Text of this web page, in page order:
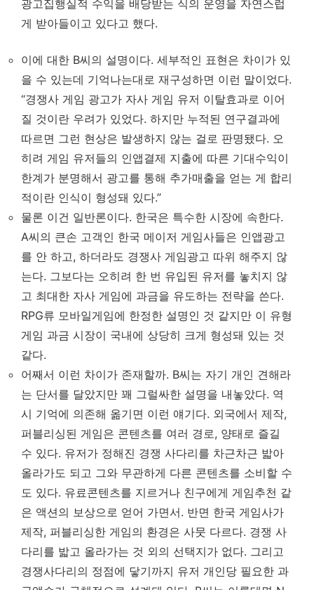
광고집행실적 수익을 배당받는 식의 운영을 자연스럽
게 받아들이고 있다고 했다.
이에 대한 B씨의 설명이다. 세부적인 표현은 차이가 있
을 수 있는데 기억나는대로 재구성하면 이런 말이었다.
“경쟁사 게임 광고가 자사 게임 유저 이탈효과로 이어
질 것이란 우려가 있었다. 하지만 누적된 연구결과에
따르면 그런 현상은 발생하지 않는 걸로 판명됐다. 오
히려 게임 유저들의 인앱결제 지출에 따른 기대수익이
한계가 분명해서 광고를 통해 추가매출을 얻는 게 합리
적이란 인식이 형성돼 있다.”
물론 이건 일반론이다. 한국은 특수한 시장에 속한다.
A씨의 큰손 고객인 한국 메이저 게임사들은 인앱광고
를 안 하고, 하더라도 경쟁사 게임광고 따위 해주지 않
는다. 그보다는 오히려 한 번 유입된 유저를 놓치지 않
고 최대한 자사 게임에 과금을 유도하는 전략을 쓴다.
RPG류 모바일게임에 한정한 설명인 것 같지만 이 유형
게임 과금 시장이 국내에 상당히 크게 형성돼 있는 것
같다.
어째서 이런 차이가 존재할까. B씨는 자기 개인 견해라
는 단서를 달았지만 꽤 그럴싸한 설명을 내놓았다. 역
시 기억에 의존해 옮기면 이런 얘기다. 외국에서 제작,
퍼블리싱된 게임은 콘텐츠를 여러 경로, 양태로 즐길
수 있다. 유저가 정해진 경쟁 사다리를 차근차근 밟아
올라가도 되고 그와 무관하게 다른 콘텐츠를 소비할 수
도 있다. 유료콘텐츠를 지르거나 친구에게 게임추천 같
은 액션의 보상으로 얻어 가면서. 반면 한국 게임사가
제작, 퍼블리싱한 게임의 환경은 사뭇 다르다. 경쟁 사
다리를 밟고 올라가는 것 외의 선택지가 없다. 그리고
경쟁사다리의 정점에 닿기까지 유저 개인당 필요한 과